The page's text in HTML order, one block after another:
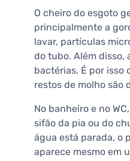
O cheiro do esgoto
principalmente a
lavar, partículas
do tubo. Além disso,
bactérias. É por isso
restos de molho são
No banheiro e no
sifão da pia ou do
água está parada, o
aparece mesmo em